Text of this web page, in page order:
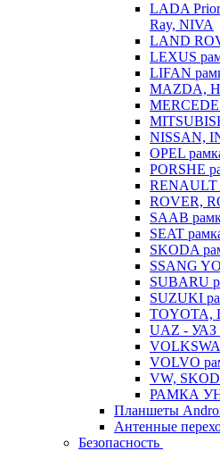
LADA
Ray, NIVA
LAND
LEXUS
LIFAN
MAZDA,
NISSAN,
OPEL
PORSHE
RENAULT
ROVER,
SAAB
SEAT
SKODA
SSANG
SUBARU
SUZUKI
TOYOTA,
UAZ - УАЗ
VOLVO
VW,
РАМКА
Планшеты
Антенные
Безопасность